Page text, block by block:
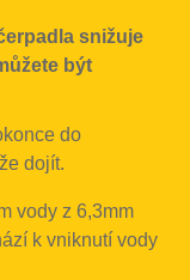
snižuje
být
do
dojít.
vody z 6,3mm
k vniknutí vody